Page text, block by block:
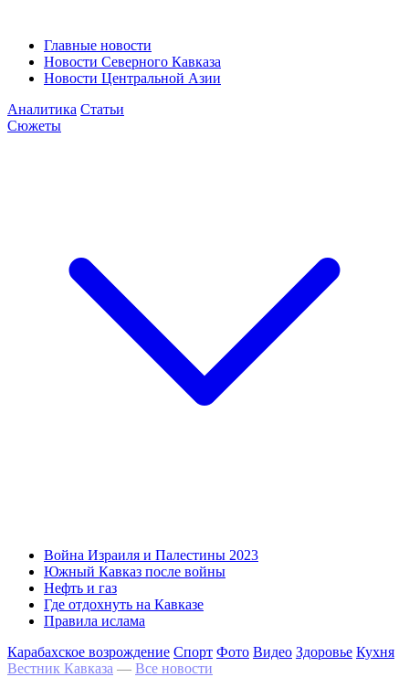
Главные новости
Новости Северного Кавказа
Новости Центральной Азии
Аналитика Статьи
Сюжеты
Война Израиля и Палестины 2023
Южный Кавказ после войны
Нефть и газ
Где отдохнуть на Кавказе
Правила ислама
Карабахское возрождение Спорт Фото Видео Здоровье Кухня
Вестник Кавказа — Все новости